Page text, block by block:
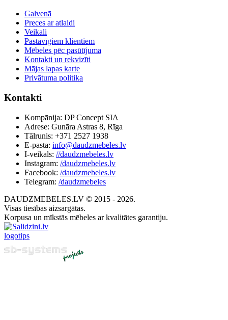
Galvenā
Preces ar atlaidi
Veikali
Pastāvīgiem klientiem
Mēbeles pēc pasūtījuma
Kontakti un rekvizīti
Mājas lapas karte
Privātuma politika
Kontakti
Kompānija: DP Concept SIA
Adrese: Gunāra Astras 8, Rīga
Tālrunis: +371 2527 1938
E-pasta: info@daudzmebeles.lv
I-veikals: //daudzmebeles.lv
Instagram: /daudzmebeles.lv
Facebook: /daudzmebeles.lv
Telegram: /daudzmebeles
DAUDZMEBELES.LV © 2015 - 2026.
Visas tiesības aizsargātas.
Korpusa un mīkstās mēbeles ar kvalitātes garantiju.